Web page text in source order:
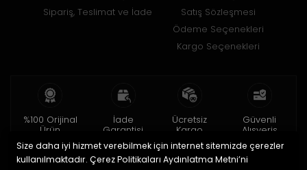
Sipariş, Teslimat ve İade
Satış Sözleşmesi
Ödeme Seçenekleri
Kargo Seçenekleri
%100 Orijinal
Ürün
2 yıl garanti
İade
Garantisi
15 gün içinde
iade
Ücretsiz
Kargo
150 TL ve üzeri
Güvenli
Alışveriş
256bit SSL ile
Size daha iyi hizmet verebilmek için internet sitemizde çerezler
kullanılmaktadır. Çerez Politikaları Aydınlatma Metni’ni